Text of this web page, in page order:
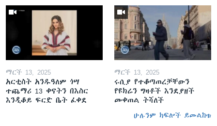
ማርች 13, 2025
አርቲስት አንዱዓለም ጎሣ
ተጨማሪ 13 ቀናትን በእስር
እንዲቆይ ፍርድ ቤት ፈቀደ
ማርች 13, 2025
ሩሲያ የተቆጣጠረቻቸውን
የዩክሬን ግዛቶች እንደያዘች
መቀጠል ትሻለች
ሁሉንም ክፍሎች ይመልከቱ